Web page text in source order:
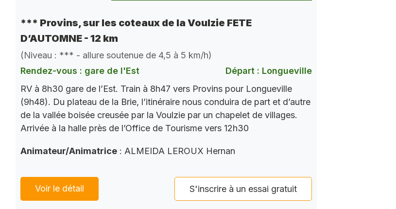
*** Provins, sur les coteaux de la Voulzie FETE
D’AUTOMNE - 12 km
(Niveau : *** - allure soutenue de 4,5 à 5 km/h)
Rendez-vous : gare de l'Est
Départ : Longueville
RV à 8h30 gare de l’Est. Train à 8h47 vers Provins pour Longueville
(9h48). Du plateau de la Brie, l’itinéraire nous conduira de part et d’autre
de la vallée boisée creusée par la Voulzie par un chapelet de villages.
Arrivée à la halle près de l’Office de Tourisme vers 12h30
Animateur/Animatrice : ALMEIDA LEROUX Hernan
Voir le détail S'inscrire à un essai gratuit